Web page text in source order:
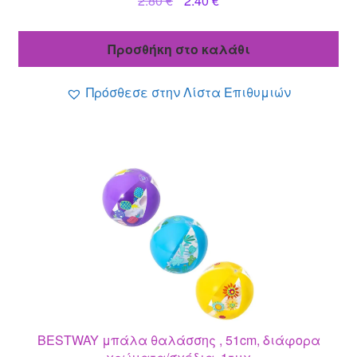
2.80 €. είναι:
Προσθήκη στο καλάθι
Πρόσθεσε στην Λίστα Επιθυμιών
BESTWAY μπάλα θαλάσσης , 51cm, διάφορα